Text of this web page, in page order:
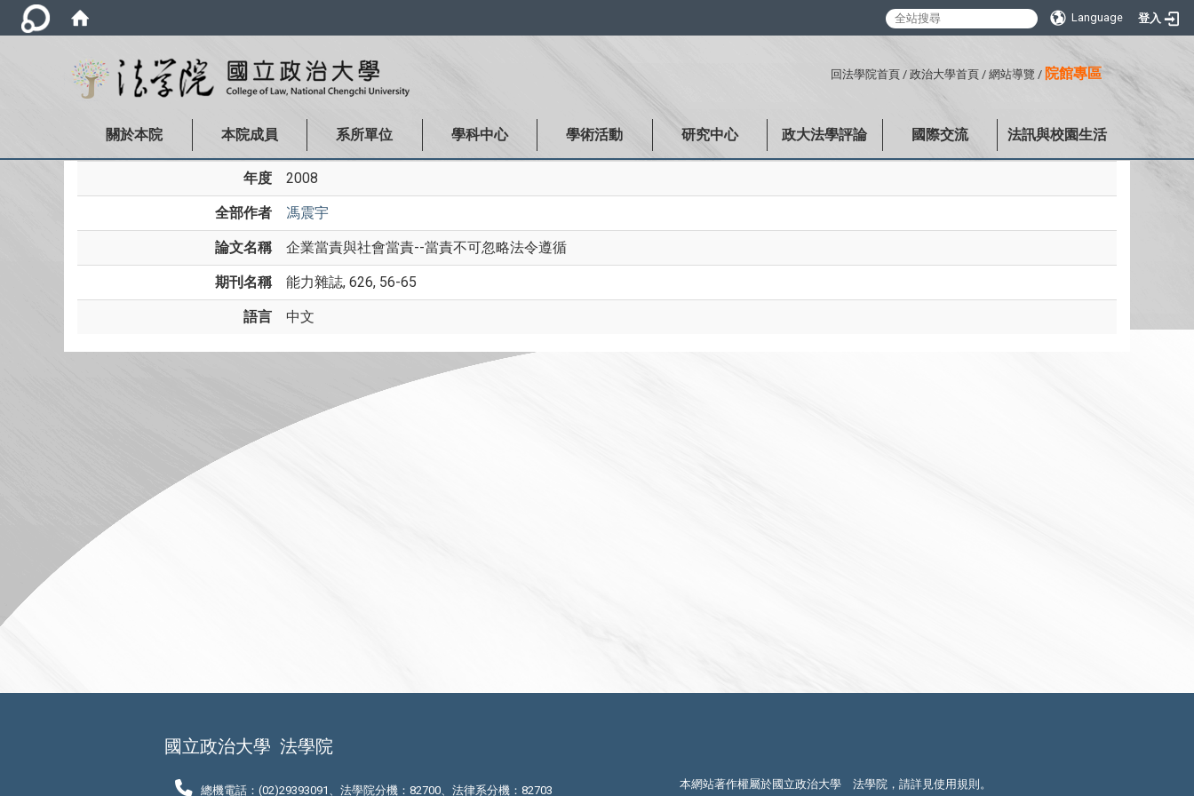
Language 登入
回法學院首頁 / 政治大學首頁 / 網站導覽 / 院館專區
關於本院 本院成員 系所單位 學科中心 學術活動 研究中心 政大法學評論 國際交流 法訊與校園生活
年度 2008
全部作者 馮震宇
論文名稱 企業當責與社會當責--當責不可忽略法令遵循
期刊名稱 能力雜誌, 626, 56-65
語言 中文
國立政治大學 法學院
總機電話：(02)29393091、法學院分機：82700、法律系分機：82703 本網站著作權屬於國立政治大學 法學院，請詳見使用規則 。